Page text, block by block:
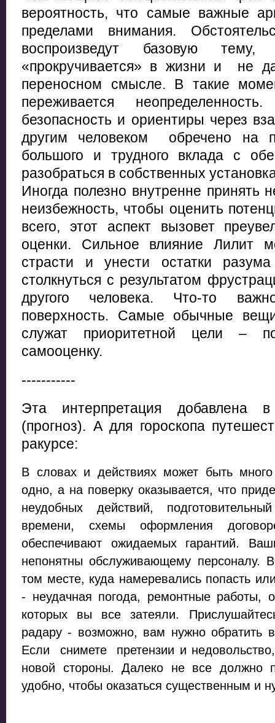
вероятность, что самые важные
пределами внимания.
воспроизведут базовую тему,
«прокручивается» в жизни и не
переносном смысле. В такие
переживается
безопасность и ориентиры через
другим человеком обречено на
большого и трудного вклада с
разобраться в собственных
Иногда полезно внутренне принять
неизбежность, чтобы оценить
всего, этот аспект вызовет
оценки. Сильное влияние Лилит
страсти и унести остатки
столкнуться с результатом
другого человека. Что-то
поверхность. Самые обычные
служат приоритетной цели –
самооценку.
-----------
Эта интерпретация добавлена
(прогноз). А для гороскопа
ракурсе:
В словах и действиях может быть
одно, а на поверку оказывается, что
неудобных действий,
времени, схемы оформления
обеспечивают ожидаемых гарантий.
непонятны обслуживающему персоналу.
том месте, куда намеревались попасть
- неудачная погода, ремонтные работы,
которых вы все затеяли.
радару - возможно, вам нужно обратить
Если снимете претензии и
новой стороны. Далеко не все должно
удобно, чтобы оказаться существенным и